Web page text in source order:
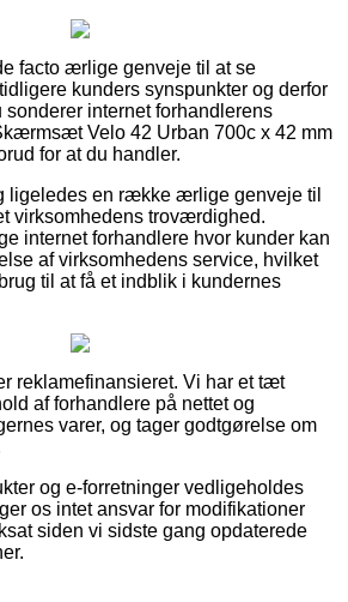
facto ærlige genveje til at se
kunders synspunkter og derfor
internet forhandlerens
Velo 42 Urban 700c x 42 mm
for at du handler.
ligeledes en række ærlige genveje til
virksomhedens troværdighed.
internet forhandlere hvor kunder kan
af virksomhedens service, hvilket
til at få et indblik i kundernes
reklamefinansieret. Vi har et tæt
af forhandlere på nettet og
varer, og tager godtgørelse om
og e-forretninger vedligeholdes
os intet ansvar for modifikationer
siden vi sidste gang opdaterede